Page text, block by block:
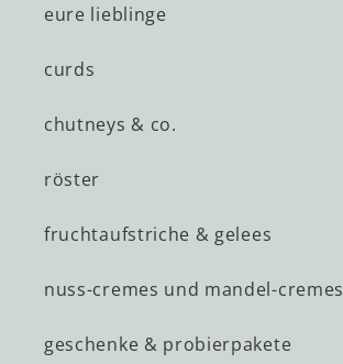
eure lieblinge
curds
chutneys & co.
röster
fruchtaufstriche & gelees
nuss-cremes und mandel-cremes
geschenke & probierpakete